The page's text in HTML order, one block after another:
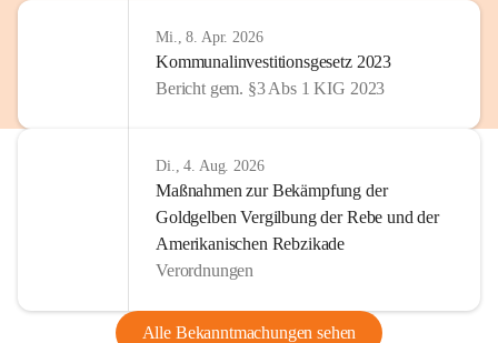
Mi., 8. Apr. 2026
Kommunalinvestitionsgesetz 2023
Bericht gem. §3 Abs 1 KIG 2023
Di., 4. Aug. 2026
Maßnahmen zur Bekämpfung der
Goldgelben Vergilbung der Rebe und der
Amerikanischen Rebzikade
Verordnungen
Alle Bekanntmachungen sehen